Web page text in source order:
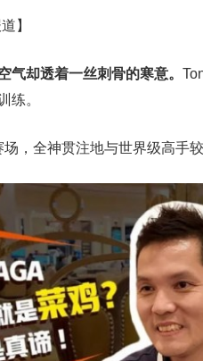
】
气却透着一丝刺骨的寒意。
练。
，全神贯注地与世界级高手较